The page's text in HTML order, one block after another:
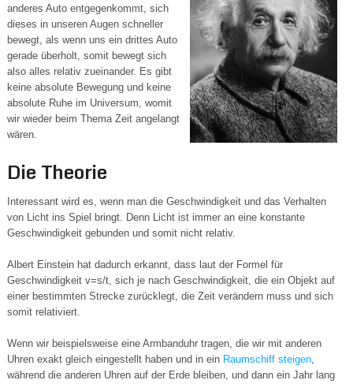
anderes Auto entgegenkommt, sich
dieses in unseren Augen schneller
bewegt, als wenn uns ein drittes Auto
gerade überholt, somit bewegt sich
also alles relativ zueinander. Es gibt
keine absolute Bewegung und keine
absolute Ruhe im Universum, womit
wir wieder beim Thema Zeit angelangt
wären.
Die Theorie
Interessant wird es, wenn man die Geschwindigkeit und das Verhalten
von Licht ins Spiel bringt. Denn Licht ist immer an eine konstante
Geschwindigkeit gebunden und somit nicht relativ.
Albert Einstein hat dadurch erkannt, dass laut der Formel für
Geschwindigkeit v=s/t, sich je nach Geschwindigkeit, die ein Objekt auf
einer bestimmten Strecke zurücklegt, die Zeit verändern muss und sich
somit relativiert.
Wenn wir beispielsweise eine Armbanduhr tragen, die wir mit anderen
Uhren exakt gleich eingestellt haben und in ein Raumschiff steigen,
während die anderen Uhren auf der Erde bleiben, und dann ein Jahr lang